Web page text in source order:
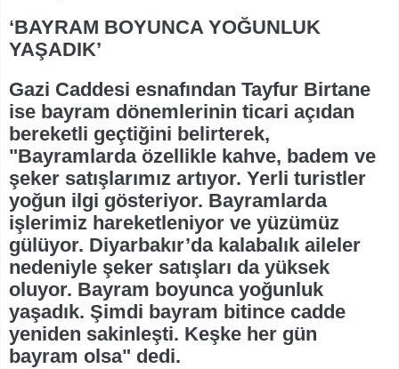
‘BAYRAM BOYUNCA YOĞUNLUK
YAŞADIK’
Gazi Caddesi esnafından Tayfur Birtane
ise bayram dönemlerinin ticari açıdan
bereketli geçtiğini belirterek,
"Bayramlarda özellikle kahve, badem ve
şeker satışlarımız artıyor. Yerli turistler
yoğun ilgi gösteriyor. Bayramlarda
işlerimiz hareketleniyor ve yüzümüz
gülüyor. Diyarbakır’da kalabalık aileler
nedeniyle şeker satışları da yüksek
oluyor. Bayram boyunca yoğunluk
yaşadık. Şimdi bayram bitince cadde
yeniden sakinleşti. Keşke her gün
bayram olsa" dedi.